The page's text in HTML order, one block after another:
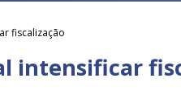
fiscalização
intensificar